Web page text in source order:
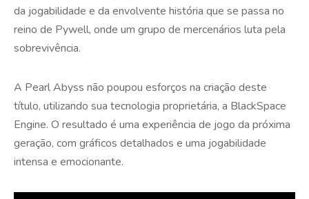
da jogabilidade e da envolvente história que se passa no
reino de Pywell, onde um grupo de mercenários luta pela
sobrevivência.
A Pearl Abyss não poupou esforços na criação deste
título, utilizando sua tecnologia proprietária, a BlackSpace
Engine. O resultado é uma experiência de jogo da próxima
geração, com gráficos detalhados e uma jogabilidade
intensa e emocionante.